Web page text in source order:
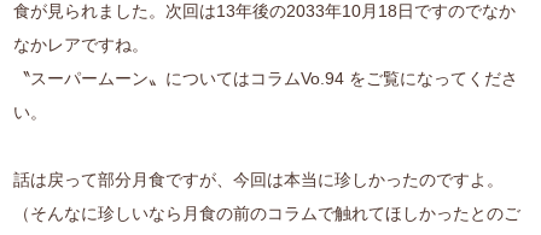
食が見られました。次回は13年後の2033年10月18日ですのでなか
なかレアですね。
〝スーパームーン〟についてはコラムVo.94 をご覧になってくださ
い。
話は戻って部分月食ですが、今回は本当に珍しかったのですよ。
（そんなに珍しいなら月食の前のコラムで触れてほしかったとのご